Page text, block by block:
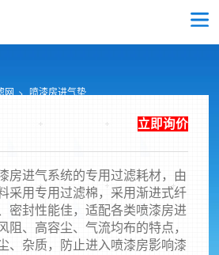
网 喷漆房进气垫
立即询价
房进气系统的专用过滤耗材，由
采用专用过滤棉，采用渐进式纤
密封性能佳，适配各类喷漆房进
阻、高容尘、气流均布的特点，
、杂质，防止进入喷漆房影响漆